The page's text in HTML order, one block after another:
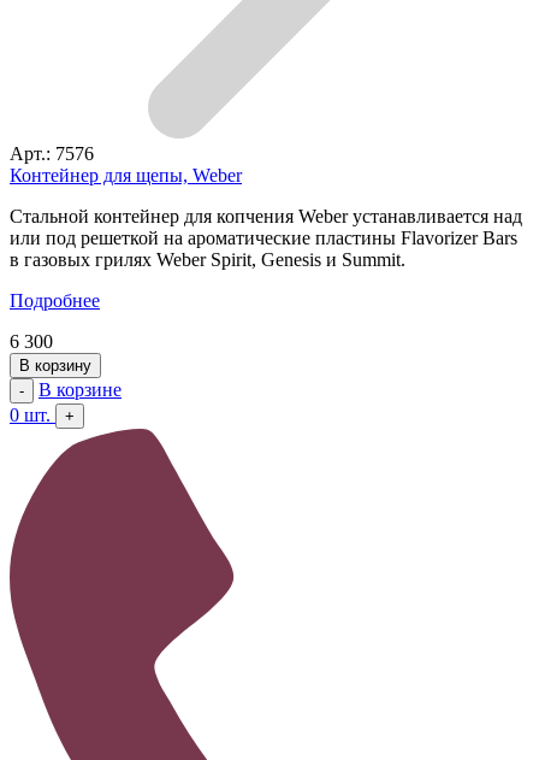
Арт.: 7576
Контейнер для щепы, Weber
Стальной контейнер для копчения Weber устанавливается над
или под решеткой на ароматические пластины Flavorizer Bars
в газовых грилях Weber Spirit, Genesis и Summit.
Подробнее
6 300
В корзину
-
В корзине
0 шт. +